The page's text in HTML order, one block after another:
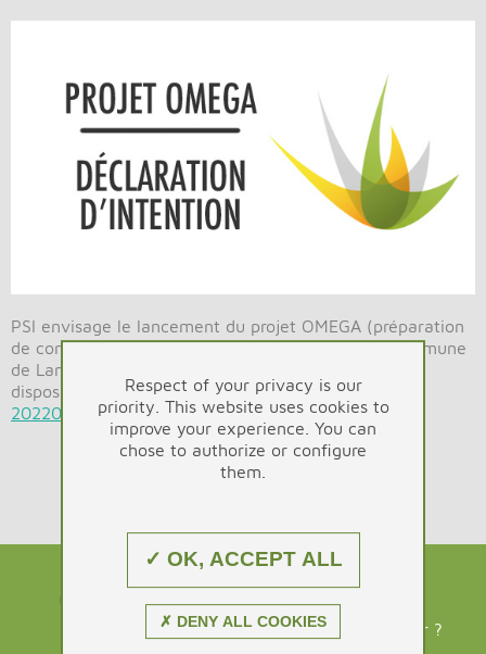
PSI envisage le lancement du projet OMEGA (préparation
de combustibles solides de récupération) sur la commune
de Lannemezan (Hautes-Pyrénées). Nous mettons à
disposition des publics la déclaration d'intention :
20220421-SEP-AUT-ME-1-001-A-Decl_Intention
NOUS TROUVER
Vous avez des déchets à nous apporter ?
Respect of your privacy is our
priority. This website uses cookies to
improve your experience. You can
chose to authorize or configure
them.
✓ OK, ACCEPT ALL
✗ DENY ALL COOKIES